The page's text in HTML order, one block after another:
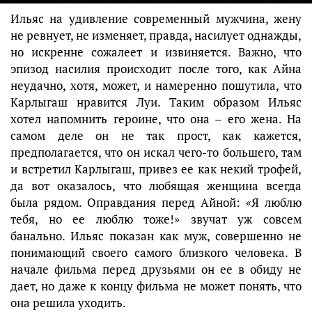
Ильяс на удивление современный мужчина, жену
не ревнует, не изменяет, правда, насилует однажды,
но искренне сожалеет и извиняется. Важно, что
эпизод насилия происходит после того, как Айна
неудачно, хотя, может, и намеренно пошутила, что
Карлыгаш нравится Луи. Таким образом Ильяс
хотел напомнить героине, что она – его жена. На
самом деле он не так прост, как кажется,
предполагается, что он искал чего-то большего, там
и встретил Карлыгаш, привез ее как некий трофей,
да вот оказалось, что любящая женщина всегда
была рядом. Оправдания перед Айной: «Я люблю
тебя, но ее люблю тоже!» звучат уж совсем
банально. Ильяс показан как муж, совершенно не
понимающий своего самого близкого человека. В
начале фильма перед друзьями он ее в обиду не
дает, но даже к концу фильма не может понять, что
она решила уходить.